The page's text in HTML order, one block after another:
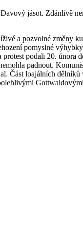
jásot. Zdánlivě
a pozvolné změny
pomyslné
podali 20.
padnout.
Část loajálních